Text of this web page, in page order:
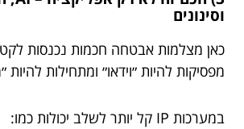
וסינונים
כאן מצלמות אבטחה חכמות נכנסות
מפסיקות להיות ״וידאו״ ומתחילות להיות
במערכות IP קל יותר לשלב יכולות כמו: